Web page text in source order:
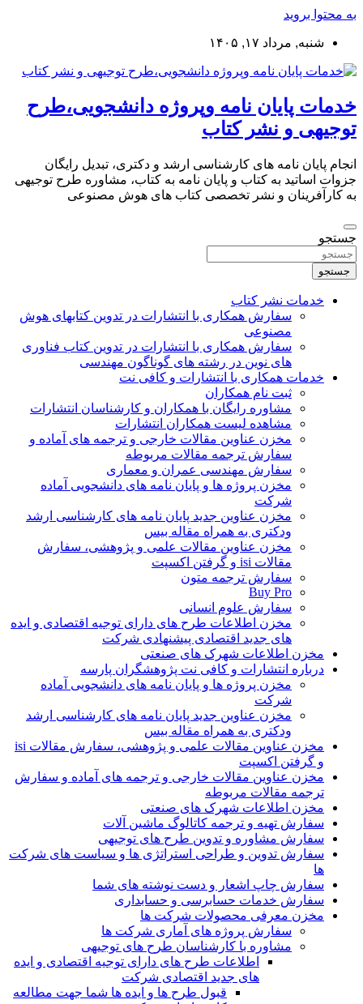
به محتوا بروید
شنبه, مرداد ۱۷, ۱۴۰۵
خدمات پایان نامه وپروژه دانشجویی،طرح
توجیهی و نشر کتاب
انجام پایان نامه های کارشناسی ارشد و دکتری، تبدیل رایگان
جزوات اساتید به کتاب و پایان نامه به کتاب، مشاوره طرح توجیهی
به کارآفرینان و نشر تخصصی کتاب های هوش مصنوعی
جستجو
جستجو
خدمات نشر کتاب
سفارش همکاری با انتشارات در تدوین کتابهای هوش
مصنوعی
سفارش همکاری با انتشارات در تدوین کتاب فناوری
های نوین در رشته های گوناگون مهندسی
خدمات همکاری با انتشارات و کافی نت
ثبت نام همکاران
مشاوره رایگان با همکاران و کارشناسان انتشارات
مشاهده لیست همکاران انتشارات
مخزن عناوین مقالات خارجی و ترجمه های آماده و
سفارش ترجمه مقالات مربوطه
سفارش مهندسی عمران و معماری
مخزن پروژه ها و پایان نامه های دانشجویی آماده
شرکت
مخزن عناوین جدید پایان نامه های کارشناسی ارشد
ودکتری به همراه مقاله بیس
مخزن عناوین مقالات علمی و پژوهشی، سفارش
مقالات isi و گرفتن اکسپت
سفارش ترجمه متون
Buy Pro
سفارش علوم انسانی
مخزن اطلاعات طرح های دارای توجیه اقتصادی و ایده
های جدید اقتصادی پیشنهادی شرکت
مخزن اطلاعات شهرک های صنعتی
درباره انتشارات و کافی نت پژوهشگران پارسه
مخزن پروژه ها و پایان نامه های دانشجویی آماده
شرکت
مخزن عناوین جدید پایان نامه های کارشناسی ارشد
ودکتری به همراه مقاله بیس
مخزن عناوین مقالات علمی و پژوهشی، سفارش مقالات isi
و گرفتن اکسپت
مخزن عناوین مقالات خارجی و ترجمه های آماده و سفارش
ترجمه مقالات مربوطه
مخزن اطلاعات شهرک های صنعتی
سفارش تهیه و ترجمه کاتالوگ ماشین آلات
سفارش مشاوره و تدوین طرح های توجیهی
سفارش تدوین و طراحی استراتژی ها و سیاست های شرکت
ها
سفارش چاپ اشعار و دست نوشته های شما
سفارش خدمات حسابرسی و حسابداری
مخزن معرفی محصولات شرکت ها
سفارش پروژه های آماری شرکت ها
مشاوره با کارشناسان طرح های توجیهی
اطلاعات طرح های دارای توجیه اقتصادی و ایده
های جدید اقتصادی شرکت
قبول طرح ها و ایده ها شما جهت مطالعه